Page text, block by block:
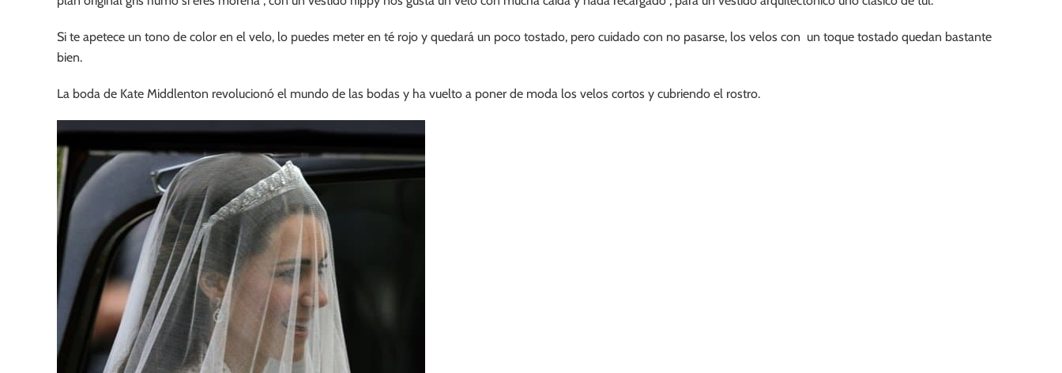
Si te apetece un tono de color en el velo, lo puedes meter en té rojo y quedará un poco tostado, pero cuidado con no pasarse, los velos con un toque tostado quedan bastante
bien.
La boda de Kate Middlenton revolucionó el mundo de las bodas y ha vuelto a poner de moda los velos cortos y cubriendo el rostro.